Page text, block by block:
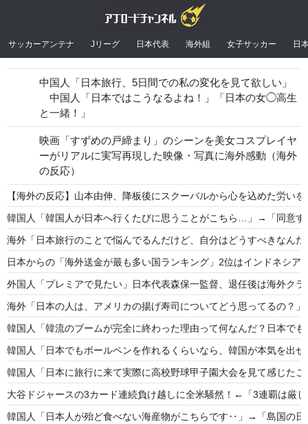
サッカーアンテナ Jリーグ 日本代表 海外組 女子サッカー 日
【海外の反応】山本由伸、降板後にスクーバルから心を込めた労い
韓国人「韓国人が日本へ行くたびに思うことがこちら…」→「同意
海外「日本旅行のことで悩んでるんだけど、自分はどうすべきなん
日本からの「海外送金が最も多い国ランキング」2位はインドネシア
外国人「プレミアで見たい」日本代表森保一監督、退任後は海外ク
海外「日本の人は、アメリカの揚げ寿司についてどう思ってるの？
韓国人「韓流のブームが完全に終わった理由って何なんだ？日本で
韓国人「日本でもボールペンを作れるくらいなら、韓国が本気を出
韓国人「日本に旅行に来て実際に高校野球甲子園大会を見て感じたこ
大谷ドジャースの3カード連続負け越しに全米騒然！←「3連覇は厳
韓国人「日本人が殆ど食べない海産物がこちらです‥」→「島国の日
中国人「日本旅行、5日間での私の変化を見て欲しい」
中国人「日本ではこうなるよね！」「日本の女◯高生
と一緒！」
映画「すずめの戸締まり」のシーンを美女コスプレイヤ
ーがリアルに実写再現した映像・写真に海外感動（海外
の反応）